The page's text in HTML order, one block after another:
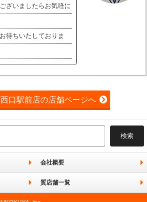
ざいましたらお気軽に
待ちいたしておりま
口駅前店の店舗ページへ
会社概要
質店舗一覧